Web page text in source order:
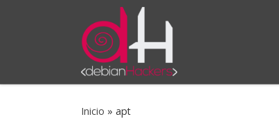
Saltar al contenido
Inicio » apt